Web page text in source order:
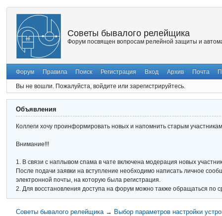
Советы бывалого релейщика
Форум посвящен вопросам релейной защиты и
Форум Правила Поиск Регистрация Вход Архив Почта
Вы не вошли. Пожалуйста, войдите или зарегистрируйтесь.
Объявления
Коллеги хочу проинформировать новых и напомнить старым
Внимание!!!
1. В связи с наплывом спама в чате включена модерация новых
После подачи заявки на вступление необходимо написать личное
электронной почты, на которую была регистрация.
2. Для восстановления доступа на форум можно также обращаться по
Советы бывалого релейщика → Выбор параметров настройки